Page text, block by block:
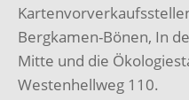
Bergkamen-Bönen, In
Mitte und die
Westenhellweg 110.